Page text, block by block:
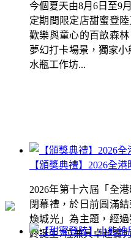
今個夏天由8月6日至9
定期間限定店甜蜜登
歡樂與童心的百畝森
夢幻打卡場景，獨家
水瓶工作坊...
【頒獎典禮】2026全
2026年第十六屆「全
閉幕禮，於日前圓滿
煥城光」為主題，經
終誕生7位兼具卓越實